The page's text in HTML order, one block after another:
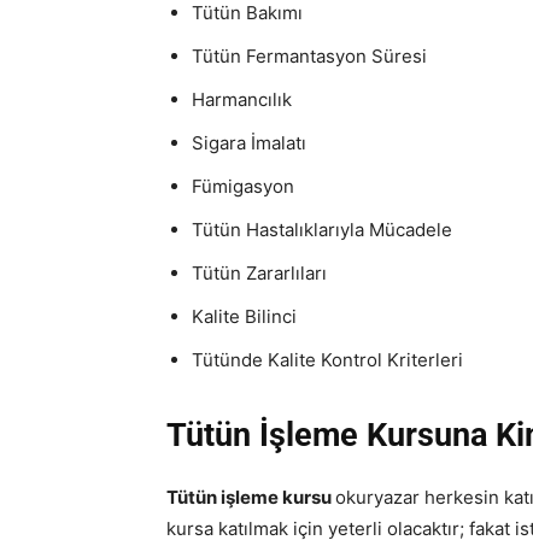
Tütün Bakımı
Tütün Fermantasyon Süresi
Harmancılık
Sigara İmalatı
Fümigasyon
Tütün Hastalıklarıyla Mücadele
Tütün Zararlıları
Kalite Bilinci
Tütünde Kalite Kontrol Kriterleri
Tütün İşleme Kursuna
Tütün işleme kursuokuryazar herkesin
kursa katılmak için yeterli olacaktır; fakat